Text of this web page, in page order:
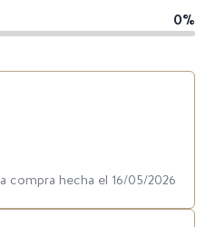
0%
compra hecha el 16/05/2026